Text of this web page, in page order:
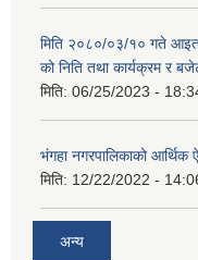
मिति २०८०/०३/१० गते
को निति तथा कार्यक्रम र
मिति: 06/25/2023 -
भंगहा नगरपालिकाको
मिति: 12/22/2022 -
अन्य